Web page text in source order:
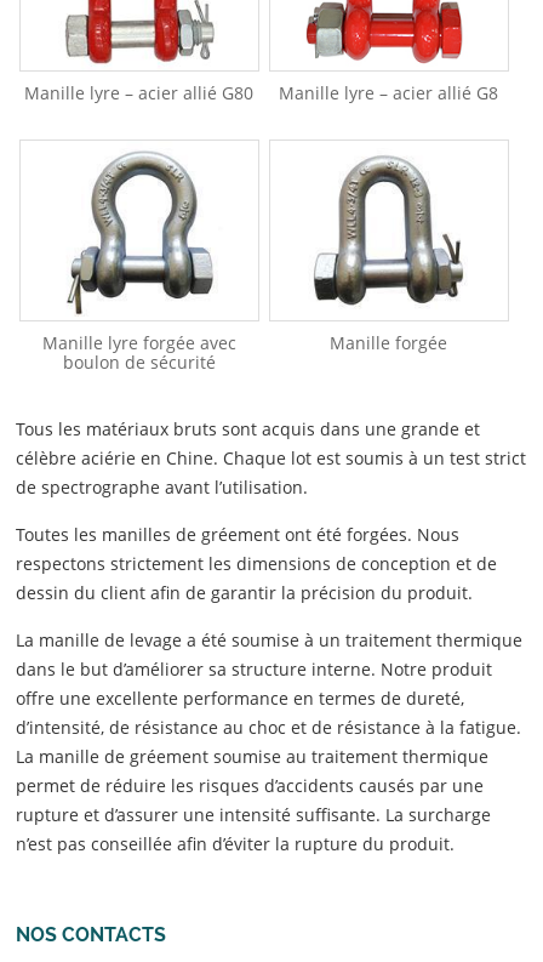
Manille lyre – acier allié G80 Manille lyre – acier allié G8
Manille lyre forgée avec
boulon de sécurité
Manille forgée
Tous les matériaux bruts sont acquis dans une grande et
célèbre aciérie en Chine. Chaque lot est soumis à un test strict
de spectrographe avant l’utilisation.
Toutes les manilles de gréement ont été forgées. Nous
respectons strictement les dimensions de conception et de
dessin du client afin de garantir la précision du produit.
La manille de levage a été soumise à un traitement thermique
dans le but d’améliorer sa structure interne. Notre produit
offre une excellente performance en termes de dureté,
d’intensité, de résistance au choc et de résistance à la fatigue.
La manille de gréement soumise au traitement thermique
permet de réduire les risques d’accidents causés par une
rupture et d’assurer une intensité suffisante. La surcharge
n’est pas conseillée afin d’éviter la rupture du produit.
NOS CONTACTS